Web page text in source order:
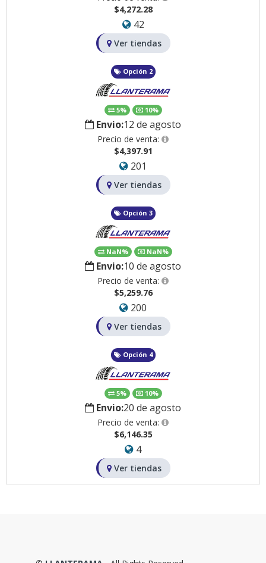
$4,272.28
42
Ver tiendas
Opción 2
5% 10%
Envio:12 de agosto
Precio de venta:
$4,397.91
201
Ver tiendas
Opción 3
NaN% NaN%
Envio:10 de agosto
Precio de venta:
$5,259.76
200
Ver tiendas
Opción 4
5% 10%
Envio:20 de agosto
Precio de venta:
$6,146.35
4
Ver tiendas